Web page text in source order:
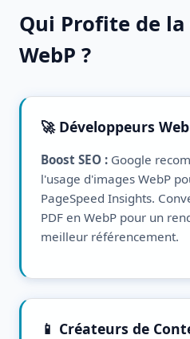
Qui Profite de
WebP ?
🚀 Développeurs Web
Boost SEO : Google
l'usage d'images WebP
PageSpeed Insights.
PDF en WebP pour un
meilleur référencement.
📱 Créateurs de